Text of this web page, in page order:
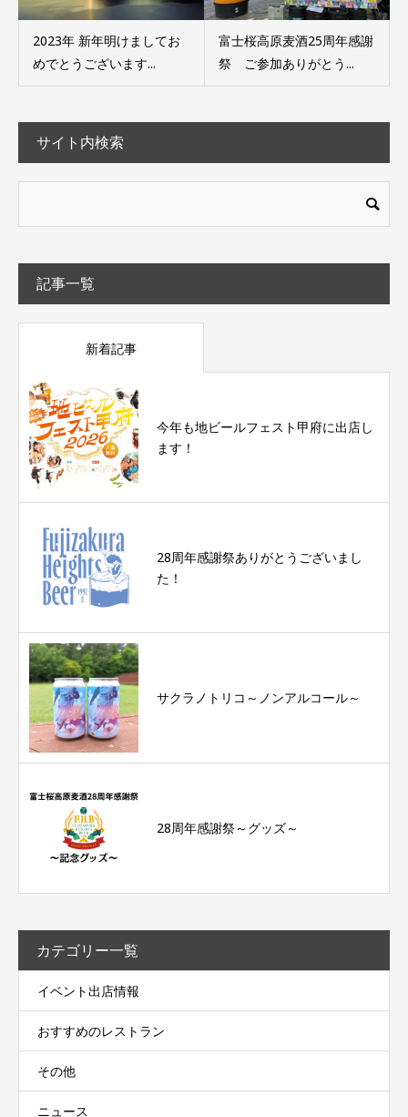
2023年 新年明けましてお
めでとうございます...
富士桜高原麦酒25周年感謝
祭 ご参加ありがとう...
サイト内検索
記事一覧
新着記事
今年も地ビールフェスト甲府に出店し
ます！
28周年感謝祭ありがとうございまし
た！
サクラノトリコ～ノンアルコール～
28周年感謝祭～グッズ～
カテゴリー一覧
イベント出店情報
おすすめのレストラン
その他
ニュース